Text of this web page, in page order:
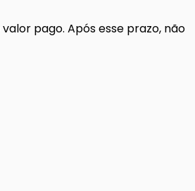
pago. Após esse prazo, não